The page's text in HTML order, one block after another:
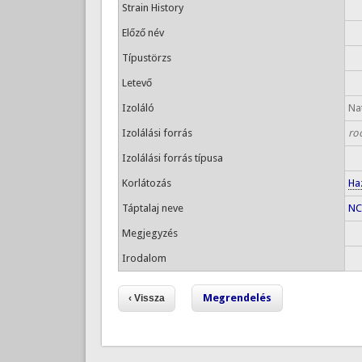
Strain History
Előző név
Típustörzs
Letevő
Izoláló
Izolálási forrás
Izolálási forrás típusa
Korlátozás
Táptalaj neve
Megjegyzés
Irodalom
Megrendelés